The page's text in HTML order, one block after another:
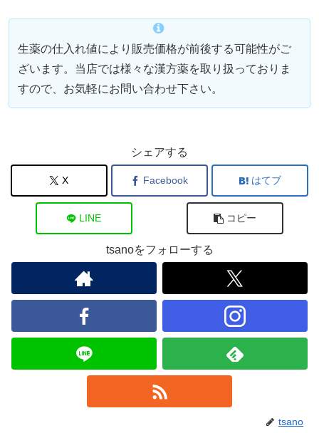
生薬の仕入れ値により販売価格が前後する可能性がご
ざいます。当店では様々な漢方薬を取り扱っておりま
すので、お気軽にお問い合わせ下さい。
シェアする
X Facebook はてブ
LINE コピー
tsanoをフォローする
tsano